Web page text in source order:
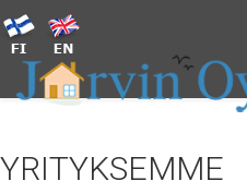
YRITYKSEMME